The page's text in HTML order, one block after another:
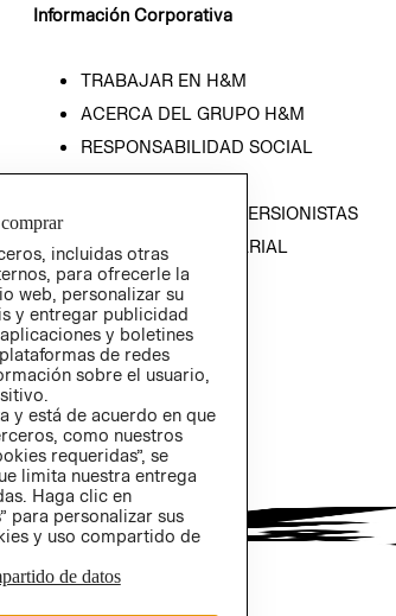
Información Corporativa
TRABAJAR EN H&M
ACERCA DEL GRUPO H&M
RESPONSABILIDAD SOCIAL
PRENSA
RELACIÓN CON INVERSIONISTAS
POLÍTICA EMPRESARIAL
incluidas otras
para ofrecerle la
web, personalizar su
y entregar publicidad
y boletines
de redes
sobre el usuario,
y está de acuerdo en que
como nuestros
requeridas”, se
limita nuestra entrega
Haga clic en
para personalizar sus
y uso compartido de
de datos